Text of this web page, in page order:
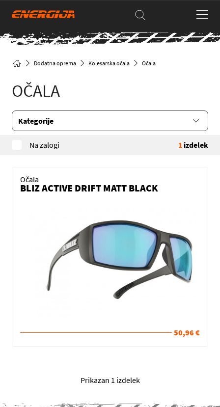
Dodatna oprema Kolesarska očala Očala
OČALA
Kategorije
Na zalogi 1 izdelek
Očala
BLIZ ACTIVE DRIFT MATT BLACK
50,96 €
Prikazan 1 izdelek